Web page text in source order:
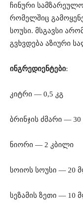
ჩინური
რომელშიც
სოუსი. მსგავსი
გვხვდება აზიური
ინგრედიენტები:
კიტრი — 0,5 კგ
ბრინჯის ძმარი —
ნიორი — 2 კბილი
სოიოს სოუსი — 20
სეზამის ზეთი — 10